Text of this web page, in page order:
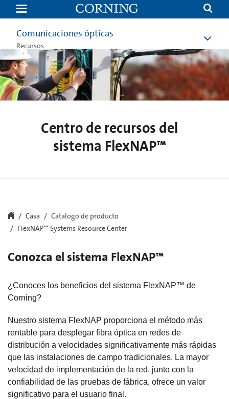
FlexNAP™
System
|
CorningComunicaciones ópticas
Recursos
Centro de recursos del
sistema FlexNAP™
Casa
Catalogo de producto
FlexNAP™ Systems Resource Center
Conozca el sistema FlexNAP™
¿Conoces los beneficios del sistema FlexNAP™ de
Corning?
Nuestro sistema FlexNAP proporciona el método más
rentable para desplegar fibra óptica en redes de
distribución a velocidades significativamente más rápidas
que las instalaciones de campo tradicionales. La mayor
velocidad de implementación de la red, junto con la
confiabilidad de las pruebas de fábrica, ofrece un valor
significativo para el usuario final.